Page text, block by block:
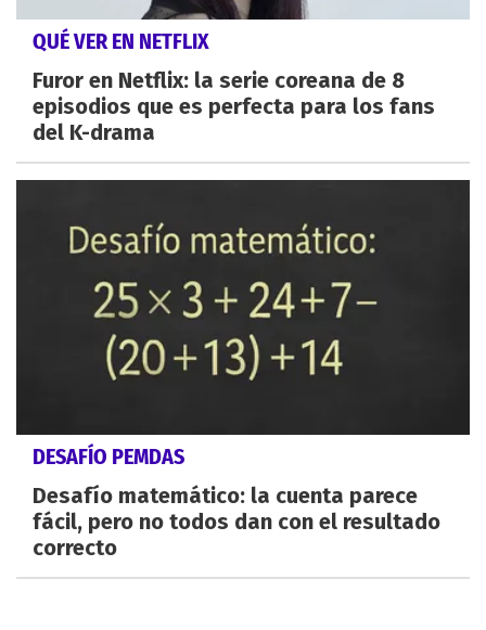
QUÉ VER EN NETFLIX
Furor en Netflix: la serie coreana de 8
episodios que es perfecta para los fans
del K-drama
DESAFÍO PEMDAS
Desafío matemático: la cuenta parece
fácil, pero no todos dan con el resultado
correcto